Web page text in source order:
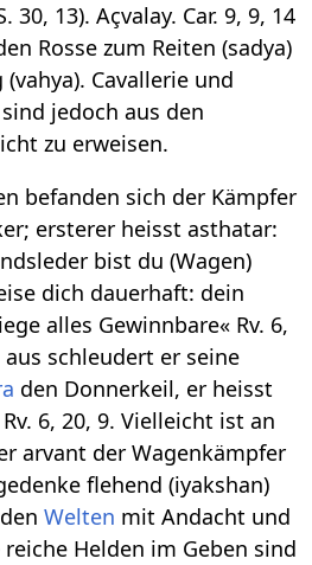
30, 13). Açvalay. Car. 9, 9, 14
Rosse zum Reiten (sadya)
Cavallerie und
jedoch aus den
zu erweisen.
befanden sich der Kämpfer
ersterer heisst asthatar:
bist du (Wagen)
dich dauerhaft: dein
alles Gewinnbare« Rv. 6,
schleudert er seine
den Donnerkeil, er heisst
6, 20, 9. Vielleicht ist an
arvant der Wagenkämpfer
flehend (iyakshan)
Welten mit Andacht und
reiche Helden im Geben sind